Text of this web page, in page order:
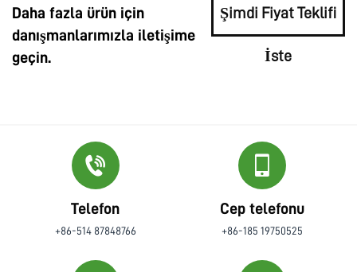
Daha fazla ürün için
danışmanlarımızla iletişime
geçin.
Şimdi Fiyat Teklifi
İste
Telefon
+86-514 87848766
Cep telefonu
+86-185 19750525